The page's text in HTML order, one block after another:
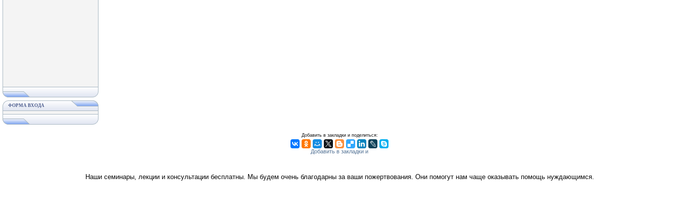
ФОРМА ВХОДА
Добавить в закладки и поделиться:
Наши семинары, лекции и консультации бесплатны. Мы будем очень благодарны за ваши пожертвования. Они помогут нам чаще оказывать помощь нуждающимся.